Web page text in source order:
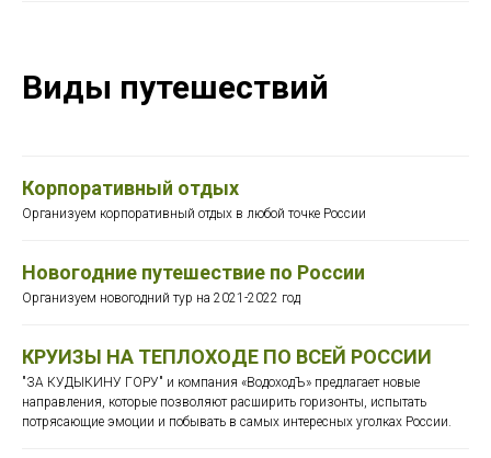
Виды путешествий
Корпоративный отдых
Организуем корпоративный отдых в любой точке России
Новогодние путешествие по России
Организуем новогодний тур на 2021-2022 год
КРУИЗЫ НА ТЕПЛОХОДЕ ПО ВСЕЙ РОССИИ
"ЗА КУДЫКИНУ ГОРУ" и компания «ВодоходЪ» предлагает новые
направления, которые позволяют расширить горизонты, испытать
потрясающие эмоции и побывать в самых интересных уголках России.